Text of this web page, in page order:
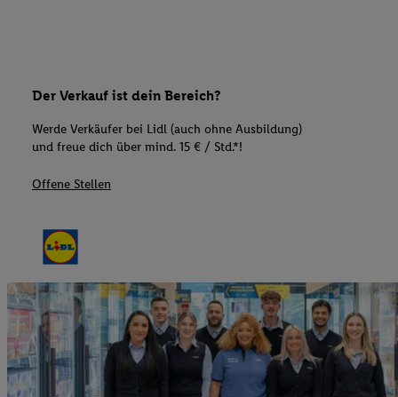
Der Verkauf ist dein Bereich?
Werde Verkäufer bei Lidl (auch ohne Ausbildung)
und freue dich über mind. 15 € / Std.*!
Offene Stellen